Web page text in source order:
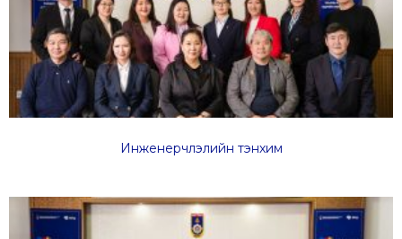
Инженерчлэлийн тэнхим